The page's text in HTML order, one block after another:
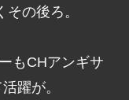
の後ろ。
もCHアンギサ
躍が。